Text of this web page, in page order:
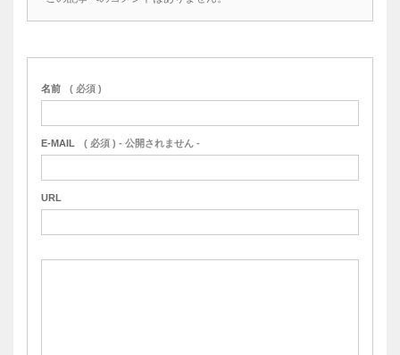
名前 ( 必須 )
E-MAIL ( 必須 ) - 公開されません -
URL